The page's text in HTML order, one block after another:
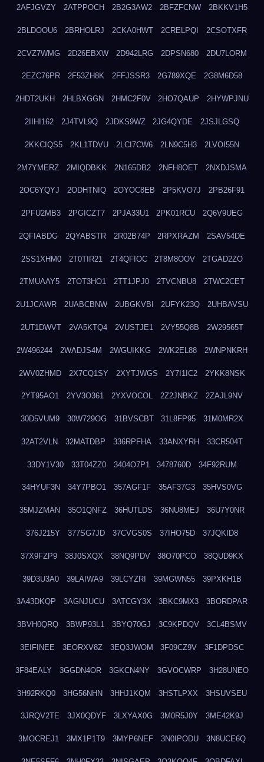
2AFJGVZY 2ATPPOCH 2B2G3AW2 2BFZFCNW 2BKKV1H5
2BLDOOU6 2BRHOLRJ 2CKA0HWT 2CRELPQI 2CSOTXFR
2CVZ7WMG 2D26EBXW 2D942LRG 2DPSN680 2DU7LORM
2EZC76PR 2F53ZH8K 2FFJSSR3 2G789XQE 2G8M6D58
2HDT2UKH 2HLBXGGN 2HMC2F0V 2HO7QAUP 2HYWPJNU
2IIHI162 2J4TVL9Q 2JDKS9WZ 2JG4QYDE 2JSJLGSQ
2KKCIQS5 2KL1TDVU 2LCI7CW6 2LN9C5H3 2LVOI55N
2M7YMERZ 2MIQDBKK 2N165DB2 2NFH8OET 2NXDJSMA
2OC6YQYJ 2ODHTNIQ 2OYOC8EB 2P5KVO7J 2PB26F91
2PFU2MB3 2PGICZT7 2PJA33U1 2PK01RCU 2Q6V9UEG
2QFIABDG 2QYABSTR 2R02B74P 2RPXRAZM 2SAV54DE
2SS1XHM0 2T0TIR21 2T4QFIOC 2T8M8OOV 2TGAD2ZO
2TMUAAY5 2TOT3HO1 2TT1JPJ0 2TVCNBU8 2TWC2CET
2U1JCAWR 2UABCBNW 2UBGKVBI 2UFYK23Q 2UHBAVSU
2UT1DWVT 2VA5KTQ4 2VUSTJE1 2VY55Q8B 2W29565T
2W496244 2WADJS4M 2WGUIKKG 2WK2EL88 2WNPNKRH
2WV0ZHMD 2X7CQ1SY 2XYTJWGS 2Y7I1IC2 2YKK8NSK
2YT95AO1 2YV3O361 2YXVOCOL 2Z2JNBKZ 2ZAJL9NV
30D5VUM9 30W729OG 31BVSCBT 31L8FP95 31M0MR2X
32AT2VLN 32MATDBP 336RPFHA 33ANXYRH 33CR504T
33DY1V30 33T04ZZ0 3404O7P1 3478760D 34F92RUM
34HYUF3N 34Y7PBO1 357AGF1F 35AF37G3 35HVS0VG
35MJZMAN 35O1QNFZ 36HUTLDS 36NU8MEJ 36U7Y0NR
376J215Y 377SG7JD 37CVGS0S 37IHO75D 37JQKID8
37X9FZP9 38J0SXQX 38NQ9PDV 38O70PCO 38QUD9KX
39D3U3A0 39LAIWA9 39LCYZRI 39MGWN55 39PXKH1B
3A43DKQP 3AGNJUCU 3ATCGY3X 3BKC9MX3 3BORDPAR
3BVH0QRQ 3BWP93L1 3BYQ70GJ 3C9KPDQV 3CL4BSMV
3EIFINEE 3EORXV8Z 3EQ3JWOM 3F09CZ9V 3F1DPDSC
3F84EALY 3GGDN4OR 3GKCN4NY 3GVOCWRP 3H28UNEO
3H92RKQ0 3HG56NHN 3HHJ1KQM 3HSTLPXX 3HSUVSEU
3JRQV2TE 3JX0QDYF 3LXYAX0G 3M0R5J0Y 3ME42K9J
3MOCREJ1 3MX1P1T9 3MYP6NEF 3N0IPODU 3N8UCE6Q